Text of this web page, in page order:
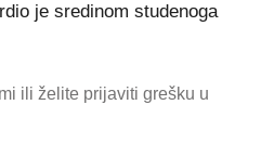
je sredinom studenoga
ili želite prijaviti grešku u